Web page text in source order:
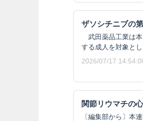
ザソシチニブの
武田薬品工業は本
する成人を対象とし
2026/07/17
関節リウマチの
〔編集部から〕本